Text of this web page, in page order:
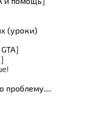
(уроки)
]
]
проблему.....